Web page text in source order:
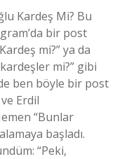
Kardeş Mi? Bu
bir post
mi?” ya da
mi?” gibi
ben böyle bir post
Erdil
“Bunlar
başladı.
“Peki,